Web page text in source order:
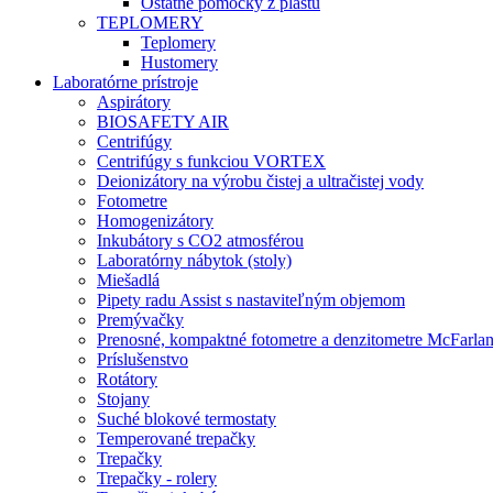
TEPLOMERY
Teplomery
Hustomery
Laboratórne prístroje
Aspirátory
BIOSAFETY AIR
Centrifúgy
Centrifúgy s funkciou VORTEX
Deionizátory na výrobu čistej a ultračistej vody
Fotometre
Homogenizátory
Inkubátory s CO2 atmosférou
Laboratórny nábytok (stoly)
Miešadlá
Pipety radu Assist s nastaviteľným objemom
Premývačky
Prenosné, kompaktné fotometre a denzitometre
Príslušenstvo
Rotátory
Stojany
Suché blokové termostaty
Temperované trepačky
Trepačky
Trepačky - rolery